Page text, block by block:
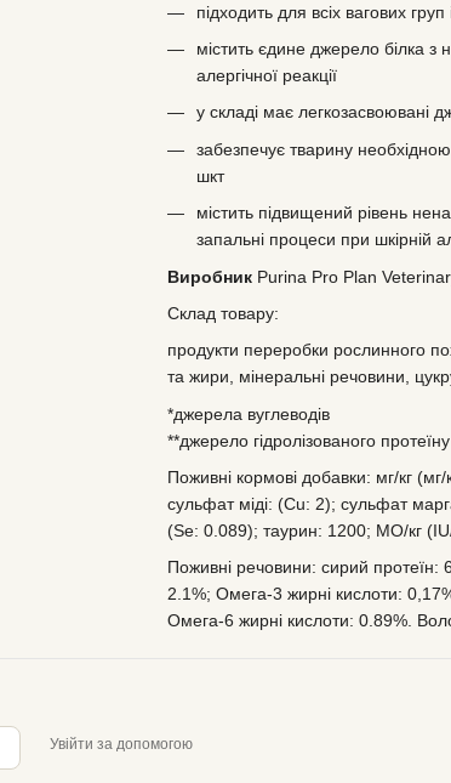
підходить для всіх вагових груп
містить єдине джерело білка
алергічної реакції
у складі має легкозасвоювані
забезпечує тварину необхідною
шкт
містить підвищений рівень
запальні процеси при шкірній
Виробник Purina Pro Plan
Склад товару:
продукти переробки рослинного
та жири, мінеральні речовини,
*джерела вуглеводів
**джерело гідролізованого протеїну
Поживні кормові добавки: мг/кг
сульфат міді: (Cu: 2); сульфат
(Se: 0.089); таурин: 1200; MO/кг
Поживні речовини: сирий протеїн:
2.1%; Омега-3 жирні кислоти:
Омега-6 жирні кислоти: 0.89%.
Увійти за допомогою